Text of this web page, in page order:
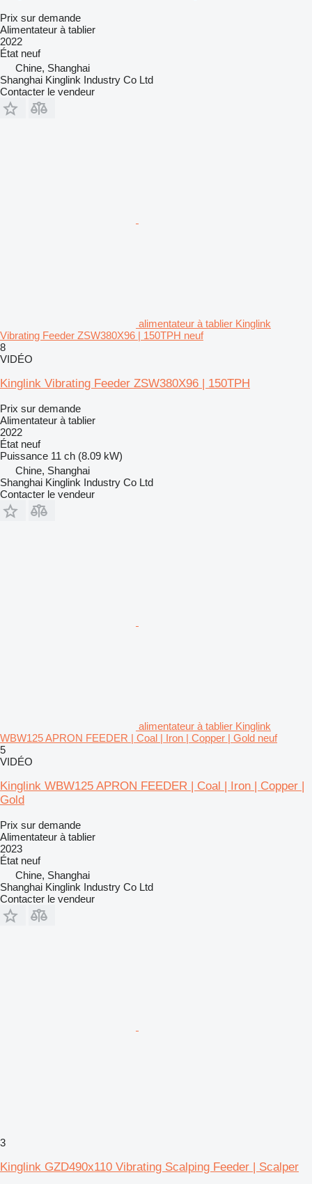
Prix sur demande
Alimentateur à tablier
2022
État neuf
Chine, Shanghai
Shanghai Kinglink Industry Co Ltd
Contacter le vendeur
alimentateur à tablier Kinglink
Vibrating Feeder ZSW380X96 | 150TPH neuf
8
VIDÉO
Kinglink Vibrating Feeder ZSW380X96 | 150TPH
Prix sur demande
Alimentateur à tablier
2022
État neuf
Puissance 11 ch (8.09 kW)
Chine, Shanghai
Shanghai Kinglink Industry Co Ltd
Contacter le vendeur
alimentateur à tablier Kinglink
WBW125 APRON FEEDER | Coal | Iron | Copper | Gold neuf
5
VIDÉO
Kinglink WBW125 APRON FEEDER | Coal | Iron | Copper |
Gold
Prix sur demande
Alimentateur à tablier
2023
État neuf
Chine, Shanghai
Shanghai Kinglink Industry Co Ltd
Contacter le vendeur
3
Kinglink GZD490x110 Vibrating Scalping Feeder | Scalper